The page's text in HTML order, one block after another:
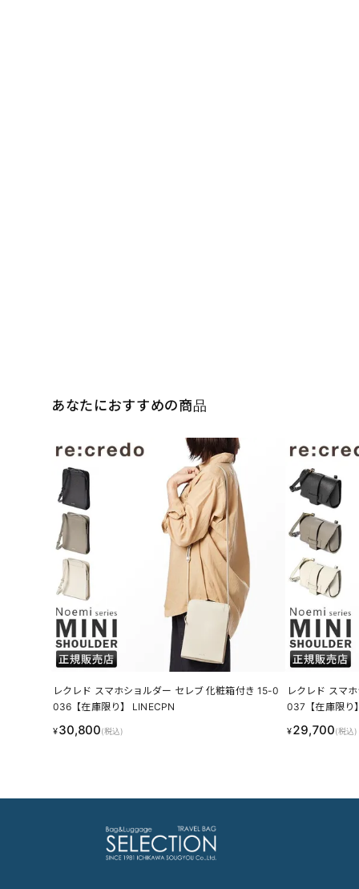
あなたにおすすめの商品
レクレド スマホショルダー セレブ 化粧箱付き 15-0
036【在庫限り】 LINECPN
¥30,800(税込)
レクレド スマ
037【在庫限り
¥29,700(税込)